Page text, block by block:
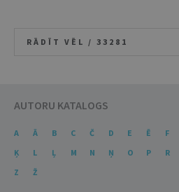
RĀDĪT VĒL / 33281
AUTORU KATALOGS
A Ā B C Č D E Ē F
Ķ
L Ļ M N Ņ O P R
Z
Ž